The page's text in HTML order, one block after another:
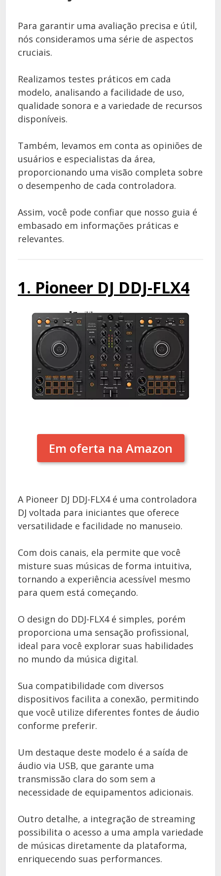
Para garantir uma avaliação precisa e útil,
nós consideramos uma série de aspectos
cruciais.
Realizamos testes práticos em cada
modelo, analisando a facilidade de uso,
qualidade sonora e a variedade de recursos
disponíveis.
Também, levamos em conta as opiniões de
usuários e especialistas da área,
proporcionando uma visão completa sobre
o desempenho de cada controladora.
Assim, você pode confiar que nosso guia é
embasado em informações práticas e
relevantes.
1. Pioneer DJ DDJ-FLX4
Em oferta na Amazon
A Pioneer DJ DDJ-FLX4 é uma controladora
DJ voltada para iniciantes que oferece
versatilidade e facilidade no manuseio.
Com dois canais, ela permite que você
misture suas músicas de forma intuitiva,
tornando a experiência acessível mesmo
para quem está começando.
O design do DDJ-FLX4 é simples, porém
proporciona uma sensação profissional,
ideal para você explorar suas habilidades
no mundo da música digital.
Sua compatibilidade com diversos
dispositivos facilita a conexão, permitindo
que você utilize diferentes fontes de áudio
conforme preferir.
Um destaque deste modelo é a saída de
áudio via USB, que garante uma
transmissão clara do som sem a
necessidade de equipamentos adicionais.
Outro detalhe, a integração de streaming
possibilita o acesso a uma ampla variedade
de músicas diretamente da plataforma,
enriquecendo suas performances.